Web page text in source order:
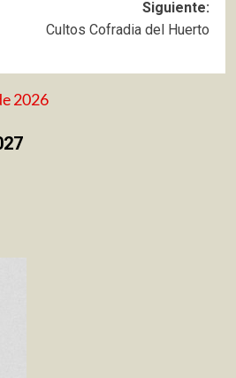
Siguiente:
Cultos Cofradia del Huerto
2026